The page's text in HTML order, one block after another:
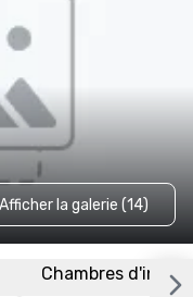
Afficher la galerie (14)
Chambres